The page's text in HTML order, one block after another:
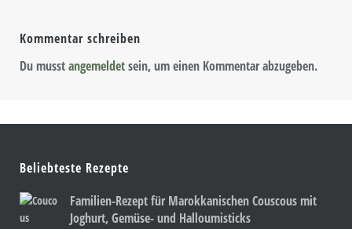
Kommentar schreiben
Du musstangemeldetsein, um einen Kommentar abzugeben.
Beliebteste Rezepte
Familien-Rezept für Marokkanischen Couscous mit
Joghurt, Gemüse- und Halloumisticks